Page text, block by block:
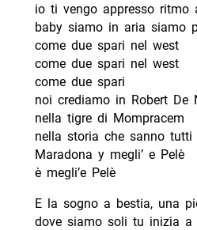
io ti vengo appresso ritmo
baby siamo in aria siamo
come due spari nel west
come due spari nel west
come due spari
noi crediamo in Robert De
nella tigre di Mompracem
nella storia che sanno tutti
Maradona y megli’ e Pelè
è megli’e Pelè
E la sogno a bestia, una
dove siamo soli tu inizia a